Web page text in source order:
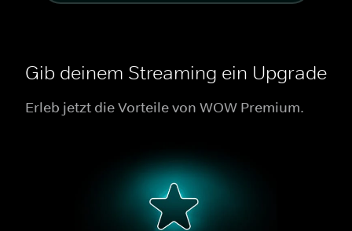
Gib deinem Streaming ein Upgrade
Erleb jetzt die Vorteile von WOW Premium.